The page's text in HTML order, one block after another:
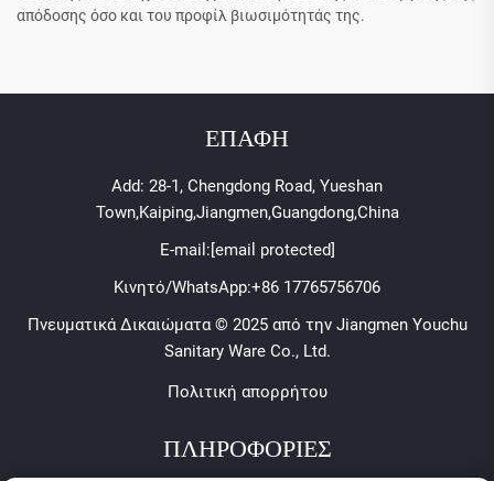
απόδοσης όσο και του προφίλ βιωσιμότητάς της.
ΕΠΑΦΗ
Add: 28-1, Chengdong Road, Yueshan
Town,Kaiping,Jiangmen,Guangdong,China
E-mail:[email protected]
Κινητό/WhatsApp:+86 17765756706
Πνευματικά Δικαιώματα © 2025 από την Jiangmen Youchu
Sanitary Ware Co., Ltd.
Πολιτική απορρήτου
ΠΛΗΡΟΦΟΡΙΕΣ